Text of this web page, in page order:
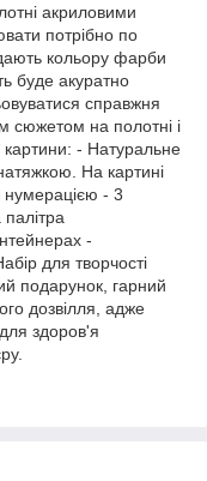
акриловими
потрібно по
кольору фарби
буде акуратно
справжня
сюжетом на полотні і
картини: - Натуральне
На картині
нумерацією - 3
-
для творчості
подарунок, гарний
дозвілля, адже
здоров'я